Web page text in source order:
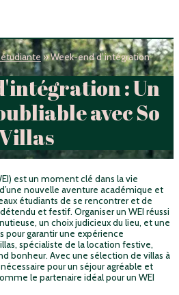
»Week-end d’intégration
: Un
avec So
est un moment clé dans la vie
nouvelle aventure académique et
étudiants de se rencontrer et de
et festif. Organiser un WEI réussi
un choix judicieux du lieu, et une
pour garantir une expérience
spécialiste de la location festive,
bonheur. Avec une sélection de villas à
pour un séjour agréable et
le partenaire idéal pour un WEI